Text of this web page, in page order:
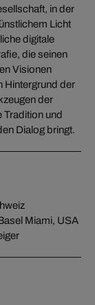
in der
Licht
digitale
die seinen
Visionen
Hintergrund der
der
Tradition und
Dialog bringt.
Miami, USA